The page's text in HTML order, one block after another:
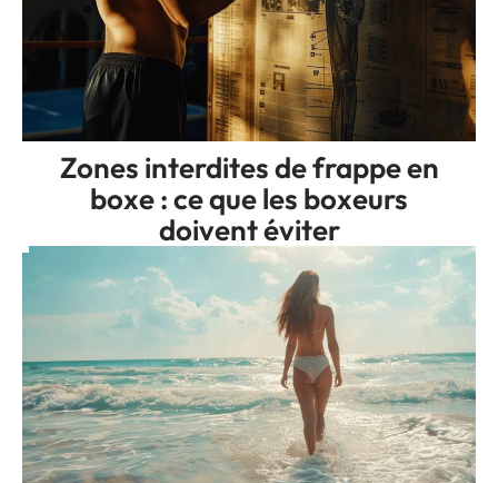
Zones interdites de frappe en
boxe : ce que les boxeurs
doivent éviter